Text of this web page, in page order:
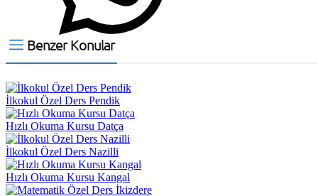
Benzer Konular
İlkokul Özel Ders Pendik
Hızlı Okuma Kursu Datça
İlkokul Özel Ders Nazilli
Hızlı Okuma Kursu Kangal